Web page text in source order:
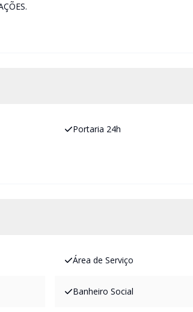
Portaria 24h
Área de Serviço
Banheiro Social